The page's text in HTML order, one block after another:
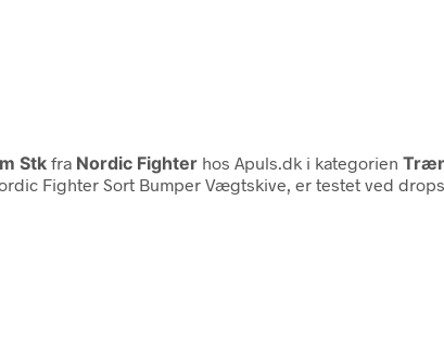
Stk fra Nordic Fighter hos Apuls.dk i kategorien
Fighter Sort Bumper Vægtskive, er testet ved